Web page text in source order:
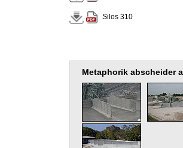
Silos 310
Metaphorik abscheider